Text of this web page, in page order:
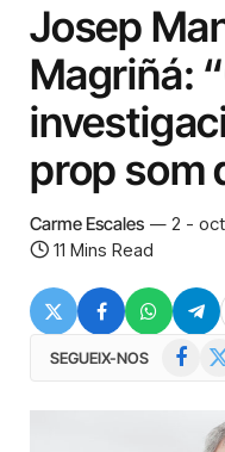
Josep
Magriñá:
prop som
Carme Escales
2 -
11 Mins Read
SEGUEIX-NOS